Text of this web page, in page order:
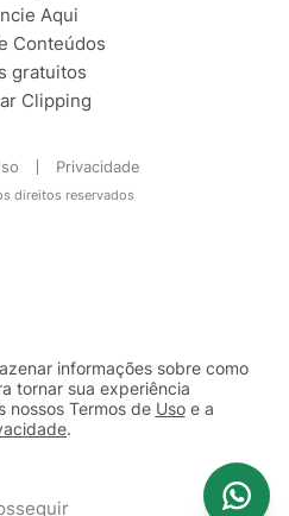
Aqui
Conteúdos
gratuitos
Clipping
Privacidade
direitos reservados
informações sobre como
tornar sua experiência
nossos Termos de Usoe a
.